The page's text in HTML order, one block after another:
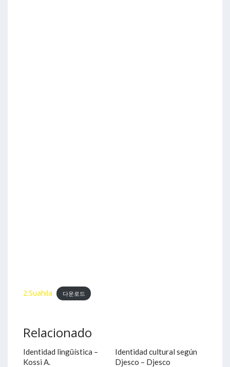
2.Suahila 다운로드
Relacionado
Identidad lingüística –
Kossi A.
Identidad cultural según
Djesco – Djesco